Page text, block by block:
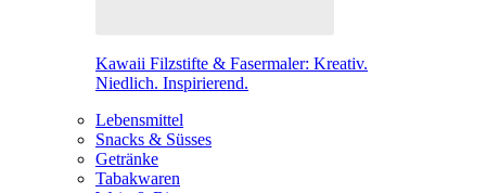
Kawaii Filzstifte & Fasermaler: Kreativ.
Niedlich. Inspirierend.
Lebensmittel
Snacks & Süsses
Getränke
Tabakwaren